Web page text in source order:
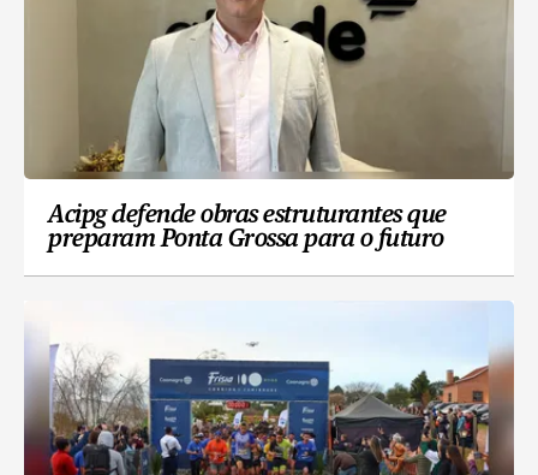
Acipg defende obras estruturantes que
preparam Ponta Grossa para o futuro